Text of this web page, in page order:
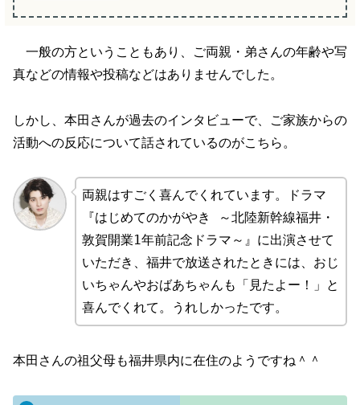
一般の方ということもあり、ご両親・弟さんの年齢や写
真などの情報や投稿などはありませんでした。
しかし、本田さんが過去のインタビューで、ご家族からの
活動への反応について話されているのがこちら。
両親はすごく喜んでくれています。ドラマ
『はじめてのかがやき ～北陸新幹線福井・
敦賀開業1年前記念ドラマ～』に出演させて
いただき、福井で放送されたときには、おじ
いちゃんやおばあちゃんも「見たよー！」と
喜んでくれて。うれしかったです。
本田さんの祖父母も福井県内に在住のようですね＾＾